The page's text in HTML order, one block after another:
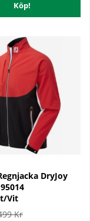
Köp!
DryJoy
Vit
Kr